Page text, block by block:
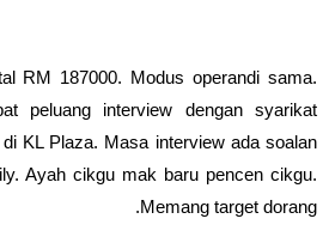
RM 187000. Modus operandi sama.
peluang interview dengan syarikat
KL Plaza. Masa interview ada soalan
Ayah cikgu mak baru pencen cikgu.
Memang target dorang.